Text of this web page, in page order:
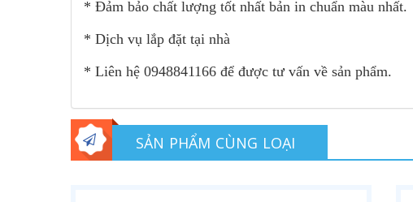
* Đảm bảo chất lượng tốt nhất bản in chuẩn màu nhất.
* Dịch vụ lắp đặt tại nhà
* Liên hệ 0948841166 để được tư vấn về sản phẩm.
SẢN PHẨM CÙNG LOẠI